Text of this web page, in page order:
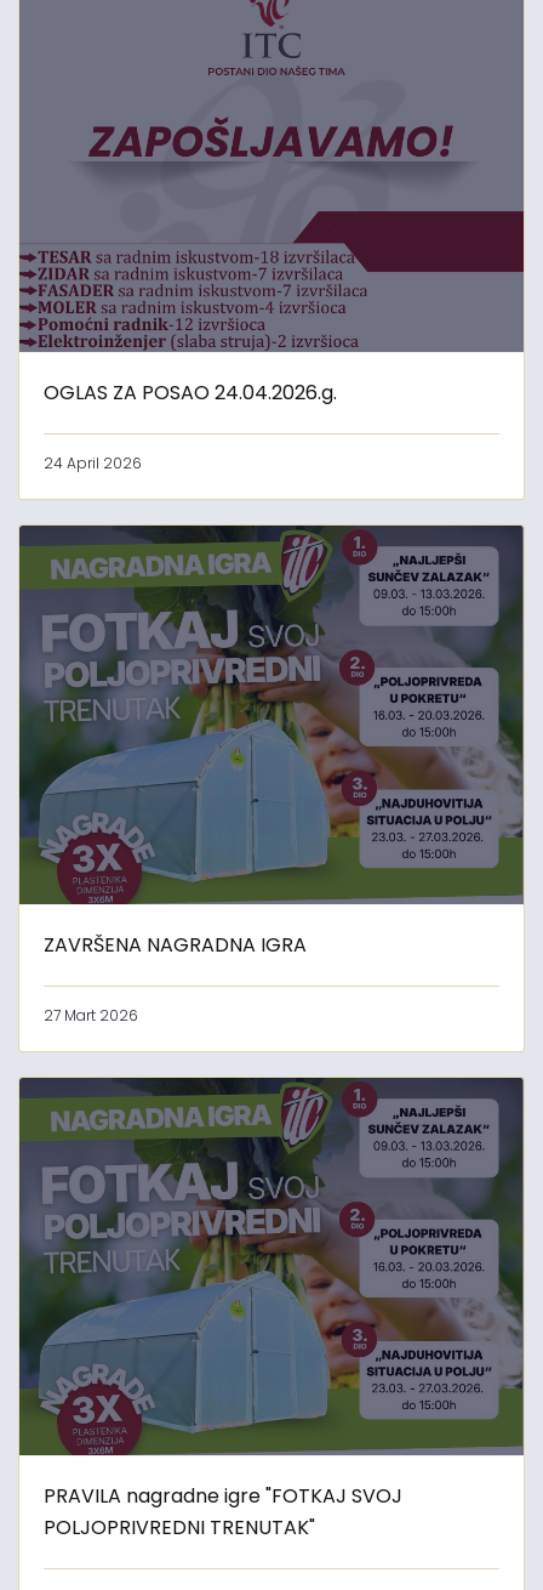
OGLAS ZA POSAO 24.04.2026.g.
24 April 2026
ZAVRŠENA NAGRADNA IGRA
27 Mart 2026
PRAVILA nagradne igre "FOTKAJ SVOJ
POLJOPRIVREDNI TRENUTAK"